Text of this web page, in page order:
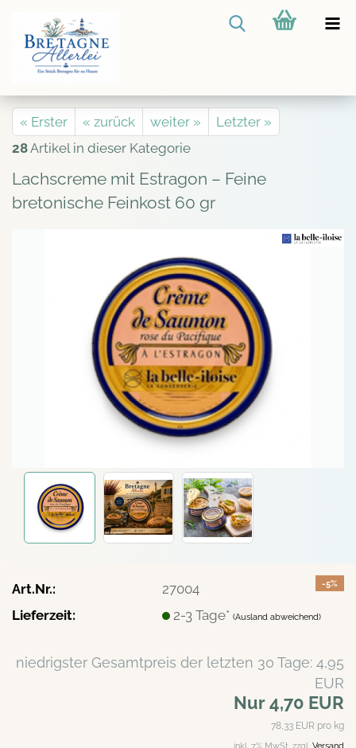
« Erster « zurück weiter »
Letzter »
28Artikel in dieser Kategorie
Lachscreme mit Estragon – Feine
bretonische Feinkost 60 gr
-5%
Art.Nr.:
27004
Lieferzeit:
2-3 Tage*(Ausland abweichend)
niedrigster Gesamtpreis der letzten 30 Tage: 4,95
EUR
Nur 4,70 EUR
78,33 EUR pro kg